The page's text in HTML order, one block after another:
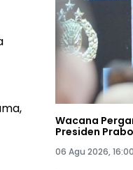
Wacana
Presiden
06 Agu 2026,